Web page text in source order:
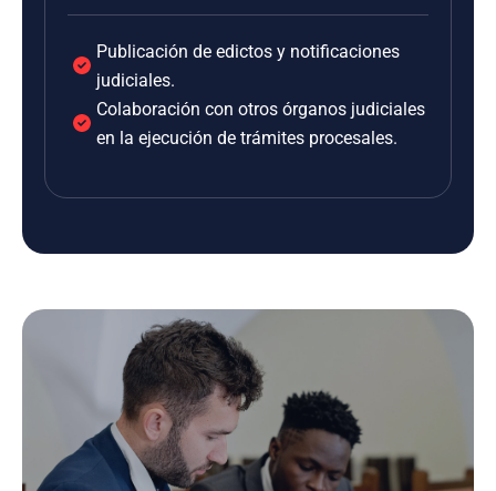
Publicación de edictos y notificaciones
judiciales.
Colaboración con otros órganos judiciales
en la ejecución de trámites procesales.